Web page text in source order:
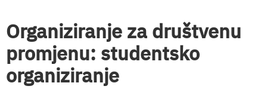
Organiziranje za društvenu
promjenu: studentsko
organiziranje